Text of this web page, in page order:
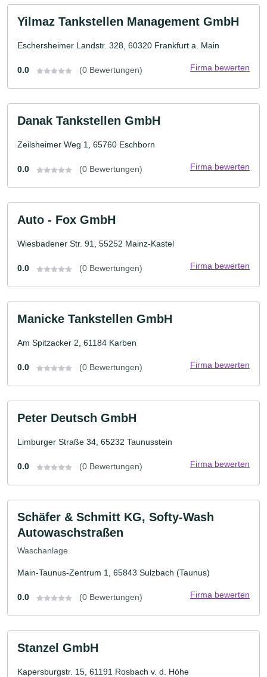
Yilmaz Tankstellen Management GmbH
Eschersheimer Landstr. 328, 60320 Frankfurt a. Main
0.0 (0 Bewertungen) Firma bewerten
Danak Tankstellen GmbH
Zeilsheimer Weg 1, 65760 Eschborn
0.0 (0 Bewertungen) Firma bewerten
Auto - Fox GmbH
Wiesbadener Str. 91, 55252 Mainz-Kastel
0.0 (0 Bewertungen) Firma bewerten
Manicke Tankstellen GmbH
Am Spitzacker 2, 61184 Karben
0.0 (0 Bewertungen) Firma bewerten
Peter Deutsch GmbH
Limburger Straße 34, 65232 Taunusstein
0.0 (0 Bewertungen) Firma bewerten
Schäfer & Schmitt KG, Softy-Wash
Autowaschstraßen
Waschanlage
Main-Taunus-Zentrum 1, 65843 Sulzbach (Taunus)
0.0 (0 Bewertungen) Firma bewerten
Stanzel GmbH
Kapersburgstr. 15, 61191 Rosbach v. d. Höhe